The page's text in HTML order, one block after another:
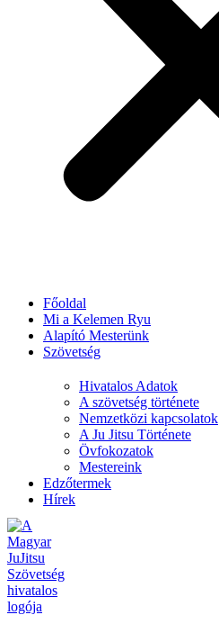
Főoldal
Mi a Kelemen Ryu
Alapító Mesterünk
Szövetség
Hivatalos Adatok
A szövetség története
Nemzetközi kapcsolatok
A Ju Jitsu Története
Övfokozatok
Mestereink
Edzőtermek
Hírek